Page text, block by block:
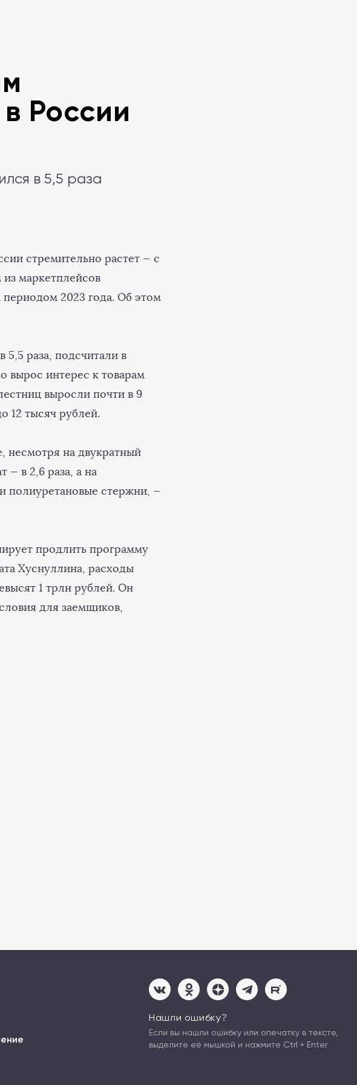
России
в 5,5 раза
стремительно растет — с
маркетплейсов
периодом 2023 года. Об этом
5,5 раза, подсчитали в
вырос интерес к товарам
выросли почти в 9
12 тысяч рублей.
несмотря на двукратный
— в 2,6 раза, а на
полиуретановые стержни, —
продлить программу
Хуснуллина, расходы
1 трлн рублей. Он
для заемщиков,
Нашли ошибку?
Если вы нашли ошибку или опечатку в тексте,
выделите её мышкой и нажмите Ctrl + Enter